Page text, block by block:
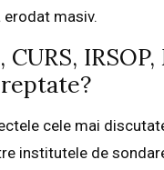
masiv.
CURS,
cele mai
institutele de